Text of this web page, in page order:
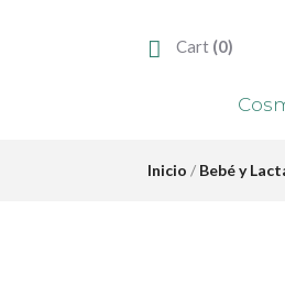
Cart (0)
Inicio / Bebé y